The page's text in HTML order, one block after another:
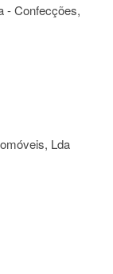
- Confecções,
Lda